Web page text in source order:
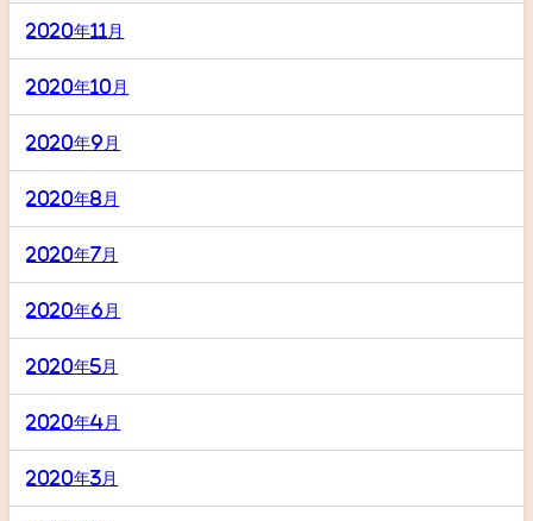
2020年11月
2020年10月
2020年9月
2020年8月
2020年7月
2020年6月
2020年5月
2020年4月
2020年3月